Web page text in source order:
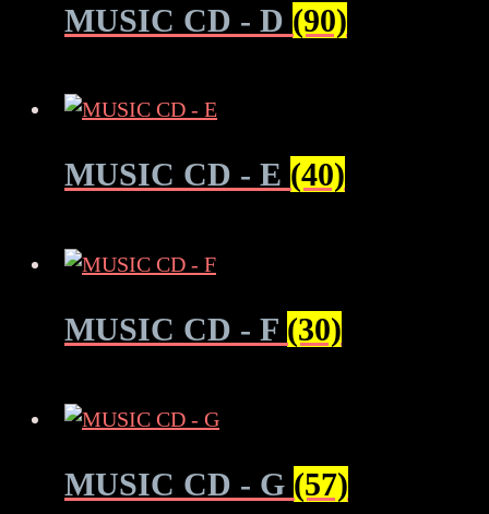
MUSIC CD - D (90)
MUSIC CD - E (40)
MUSIC CD - F (30)
MUSIC CD - G (57)